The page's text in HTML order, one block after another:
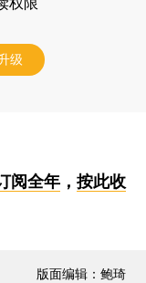
权限
级
阅全年， 按此收
版面编辑：鲍琦